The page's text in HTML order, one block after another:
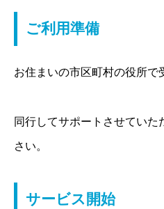
ご利用準備
お住まいの市区町村の役所で
同行してサポートさせてい
さい。
サービス開始